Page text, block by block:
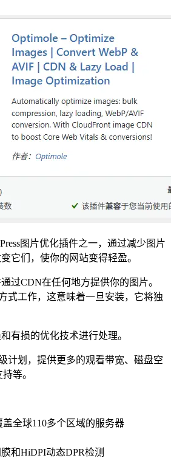
图片优化插件之一，通过减少图片
它们，使你的网站变得轻盈。
过CDN在任何地方提供你的图片。
式工作，这意味着一旦安装，它将独
有损的优化技术进行处理。
计划，提供更多的观看带宽、磁盘空
等。
全球110多个区域的服务器
和HiDPI动态DPR检测